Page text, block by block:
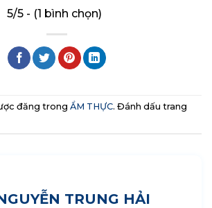
5/5 - (1 bình chọn)
đăng trong ẨM THỰC. Đánh dấu trang
TRUNG HẢI